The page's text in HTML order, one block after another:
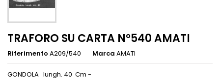
TRAFORO SU CARTA N°540 AMATI
Riferimento A209/540 Marca AMATI
GONDOLA lungh. 40 Cm -